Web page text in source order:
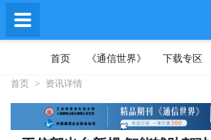
首页 《通信世界》 下载专区
首页 > 资讯详情